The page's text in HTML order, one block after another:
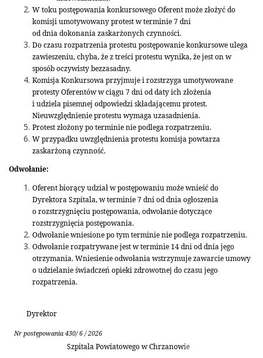
W toku postępowania konkursowego Oferent może złożyć do
komisji umotywowany protest w terminie 7 dni
od dnia dokonania zaskarżonych czynności.
Do czasu rozpatrzenia protestu postępowanie konkursowe ulega
zawieszeniu, chyba, że z treści protestu wynika, że jest on w
sposób oczywisty bezzasadny.
Komisja Konkursowa przyjmuje i rozstrzyga umotywowane
protesty Oferentów w ciągu 7 dni od daty ich złożenia
i udziela pisemnej odpowiedzi składającemu protest.
Nieuwzględnienie protestu wymaga uzasadnienia.
Protest złożony po terminie nie podlega rozpatrzeniu.
W przypadku uwzględnienia protestu komisja powtarza
zaskarżoną czynność.
Odwołanie:
Oferent biorący udział w postępowaniu może wnieść do
Dyrektora Szpitala, w terminie 7 dni od dnia ogłoszenia
o rozstrzygnięciu postępowania, odwołanie dotyczące
rozstrzygnięcia postępowania.
Odwołanie wniesione po tym terminie nie podlega rozpatrzeniu.
Odwołanie rozpatrywane jest w terminie 14 dni od dnia jego
otrzymania. Wniesienie odwołania wstrzymuje zawarcie umowy
o udzielanie świadczeń opieki zdrowotnej do czasu jego
rozpatrzenia.
Dyrektor
Nr postępowania 430/ 6 / 2026
Szpitala Powiatowego w Chrzanowie